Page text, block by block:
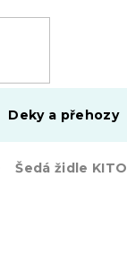
Deky a přehozy
Šedá židle KITO